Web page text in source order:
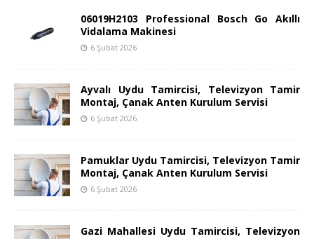
06019H2103 Professional Bosch Go Akıllı
Vidalama Makinesi
6 Şubat 2026
Ayvalı Uydu Tamircisi, Televizyon Tamir
Montaj, Çanak Anten Kurulum Servisi
6 Şubat 2026
Pamuklar Uydu Tamircisi, Televizyon Tamir
Montaj, Çanak Anten Kurulum Servisi
6 Şubat 2026
Gazi Mahallesi Uydu Tamircisi, Televizyon